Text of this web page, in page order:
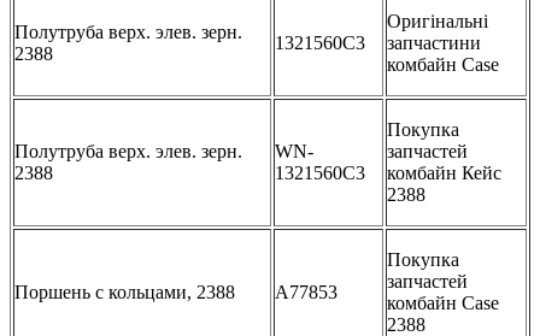
Полутруба верх. элев. зерн.
2388
1321560C3
Оригінальні
запчастини
комбайн Case
Полутруба верх. элев. зерн.
2388
WN-
1321560C3
Покупка
запчастей
комбайн Кейс
2388
Поршень с кольцами, 2388 A77853
Покупка
запчастей
комбайн Case
2388